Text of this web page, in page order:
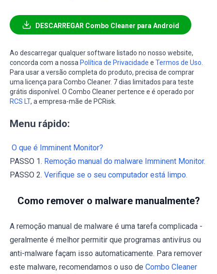
DESCARREGAR Combo Cleaner para Android
Ao descarregar qualquer software listado no nosso website,
concorda com a nossa Política de Privacidade e Termos de Uso
Para usar a versão completa do produto, precisa de comprar
uma licença para Combo Cleaner. 7 dias limitados para teste
grátis disponível. O Combo Cleaner pertence e é operado por
RCS LT, a empresa-mãe de PCRisk.
Menu rápido:
O que é Imminent Monitor?
PASSO 1. Remoção manual do malware Imminent Monitor.
PASSO 2. Verifique se o seu computador está limpo.
Como remover o malware manualmente?
A remoção manual de malware é uma tarefa complicada -
geralmente é melhor permitir que programas antivírus ou
anti-malware façam isso automaticamente. Para remover
este malware, recomendamos o uso de Combo Cleaner